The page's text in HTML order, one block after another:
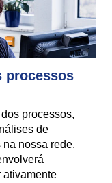
processos
processos,
de
nossa rede.
ativamente